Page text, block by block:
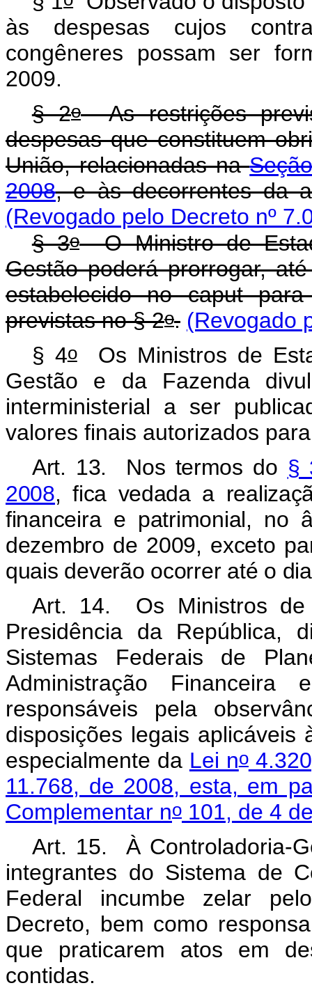
às despesas cujos
congêneres possam ser
2009.
§ 2oAs restrições
despesas que constituem
União, relacionadas na
2008, e às decorrentes da
(Revogado pelo Decreto nº
§ 3oO Ministro de
Gestão poderá prorrogar,
estabelecido no caput
previstas no § 2o. (Revogado
§ 4oOs Ministros de
Gestão e da Fazenda
interministerial a ser
valores finais autorizados
Art. 13. Nos termos do §
2008, fica vedada a
financeira e patrimonial, no
dezembro de 2009, exceto
quais deverão ocorrer até o
Art. 14. Os Ministros de
Presidência da República,
Sistemas Federais de
Administração
responsáveis pela
disposições legais
especialmente da Lei no
11.768, de 2008, esta, em
Complementar no 101, de 4
Art. 15. À Controladoria-
integrantes do Sistema de
Federal incumbe zelar
Decreto, bem como
que praticarem atos em
contidas.